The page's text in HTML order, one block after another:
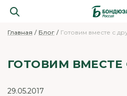
Главная Блог Готовим вместе с
ГОТОВИМ ВМЕСТЕ
29.05.2017